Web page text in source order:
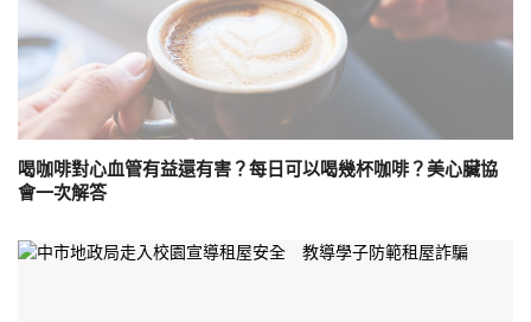
喝咖啡對心血管有益還有害？每日可以喝幾杯咖啡？美心臟協
會一次解答